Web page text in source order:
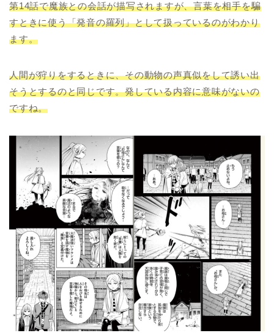
第14話で魔族との会話が描写されますが、言葉を相手を騙
すときに使う「発音の羅列」として扱っているのがわかり
ます。
人間が狩りをするときに、その動物の声真似をして誘い出
そうとするのと同じです。発している内容に意味がないの
ですね。